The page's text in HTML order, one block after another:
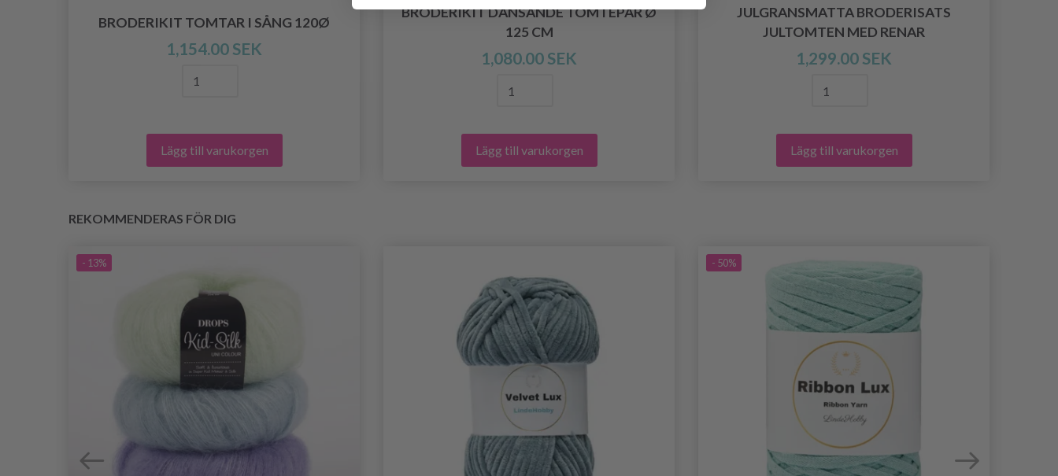
BRODERIKIT TOMTAR I SÅNG 120Ø
1,154.00 SEK
Lägg till varukorgen
BRODERIKIT DANSANDE TOMTEPAR Ø
125 CM
1,080.00 SEK
Lägg till varukorgen
JULGRANSMATTA BRODERISATS
JULTOMTEN MED RENAR
1,299.00 SEK
Lägg till varukorgen
REKOMMENDERAS FÖR DIG
- 13% - 50%